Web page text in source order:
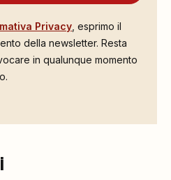
Privacy , esprimo il
della newsletter. Resta
in qualunque momento